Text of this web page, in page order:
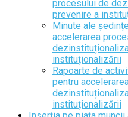
procesului de
prevenire a
Minute ale
accelerarea
instituționalizării
Rapoarte de
pentru
instituționalizării